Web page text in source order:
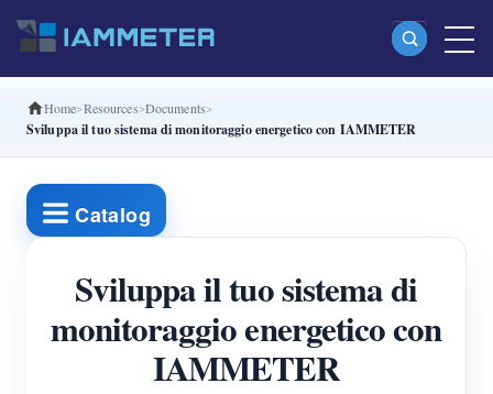
Prodotti
Misuratore di energia Wi-Fi split-phase (WEM2067)
Misuratore di energia Wi-Fi trifase (WEM3046T)
Misuratore di energia Wi-Fi trifase (WEM3050T)
Controller di potenza WiFi
Home Resources Documents
Sviluppa il tuo sistema di monitoraggio energetico con IAMMETER
Catalog
Sviluppa il tuo sistema di
monitoraggio energetico con
IAMMETER